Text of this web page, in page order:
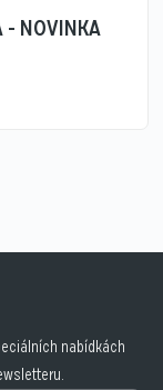
NOVINKA
nabídkách